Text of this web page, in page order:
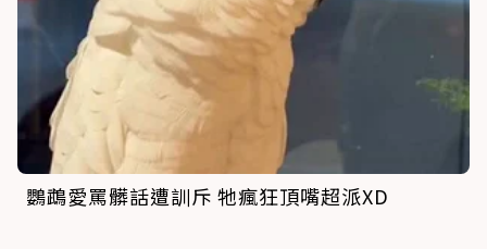
鸚鵡愛罵髒話遭訓斥 牠瘋狂頂嘴超派XD